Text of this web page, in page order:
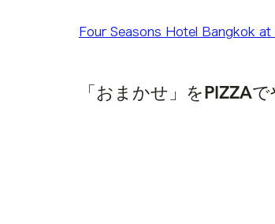
Four Seasons Hotel Bangkok
「おまかせ」をPIZZA